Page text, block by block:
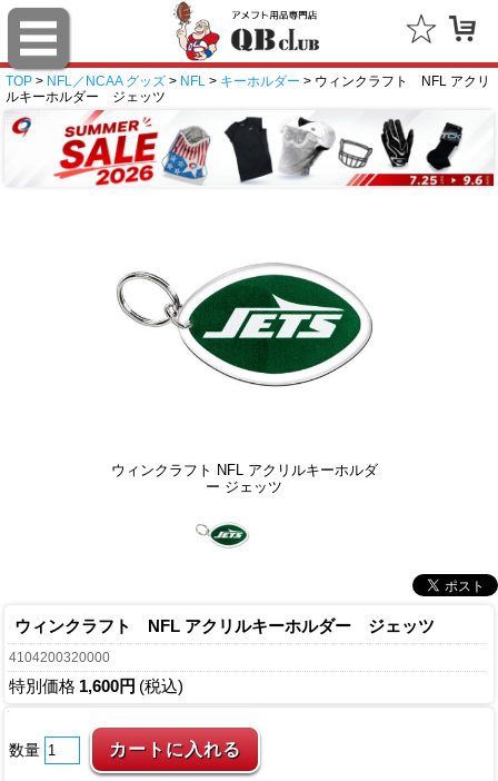
TOP > NFL／NCAA グッズ > NFL > キーホルダー > ウィンクラフト NFL アクリ
ルキーホルダー ジェッツ
ウィンクラフト NFL アクリルキーホルダ
ー ジェッツ
ウィンクラフト NFL アクリルキーホルダー ジェッツ
4104200320000
特別価格 1,600円 (税込)
数量